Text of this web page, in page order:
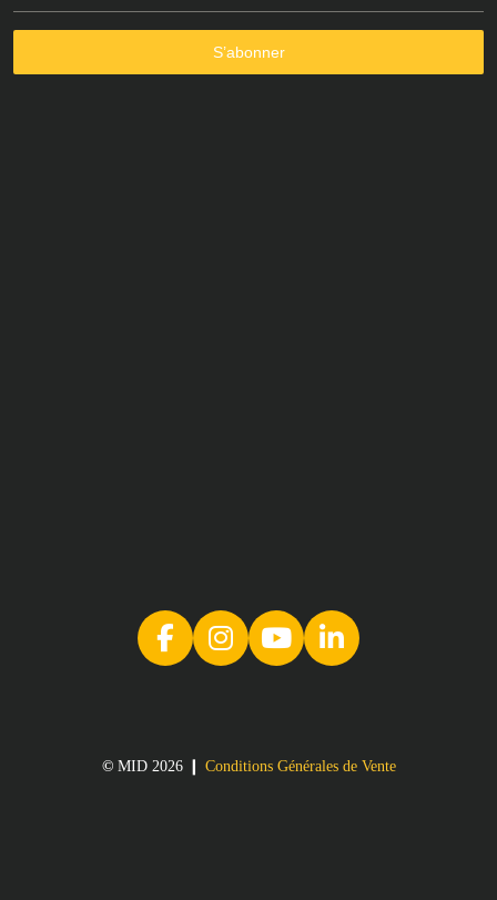
S’abonner
©MID 2026 ❙ Conditions Générales de Vente